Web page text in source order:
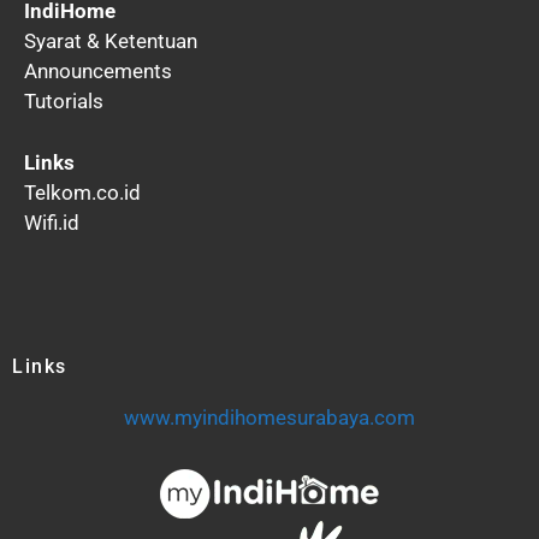
IndiHome
Syarat & Ketentuan
Announcements
Tutorials
Links
Telkom.co.id
Wifi.id
Links
www.myindihomesurabaya.com